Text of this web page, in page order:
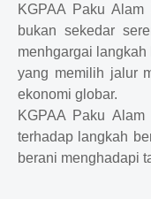
KGPAA Paku
bukan sekedar
menhgargai
yang memilih jalur
ekonomi globar.
KGPAA Paku
terhadap langkah
berani menghadapi